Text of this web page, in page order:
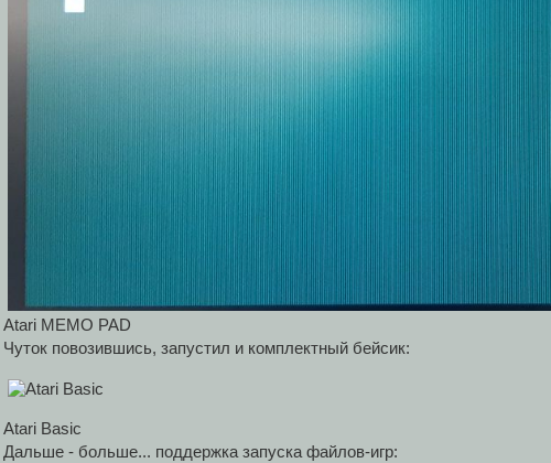
Atari MEMO PAD
Чуток повозившись, запустил и комплектный бейсик:
Atari Basic
Дальше - больше... поддержка запуска файлов-игр: